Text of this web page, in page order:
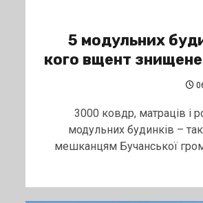
5 модульних
кого вщент
3000 ковдр, матраців і
модульних будинків –
мешканцям Бучанської